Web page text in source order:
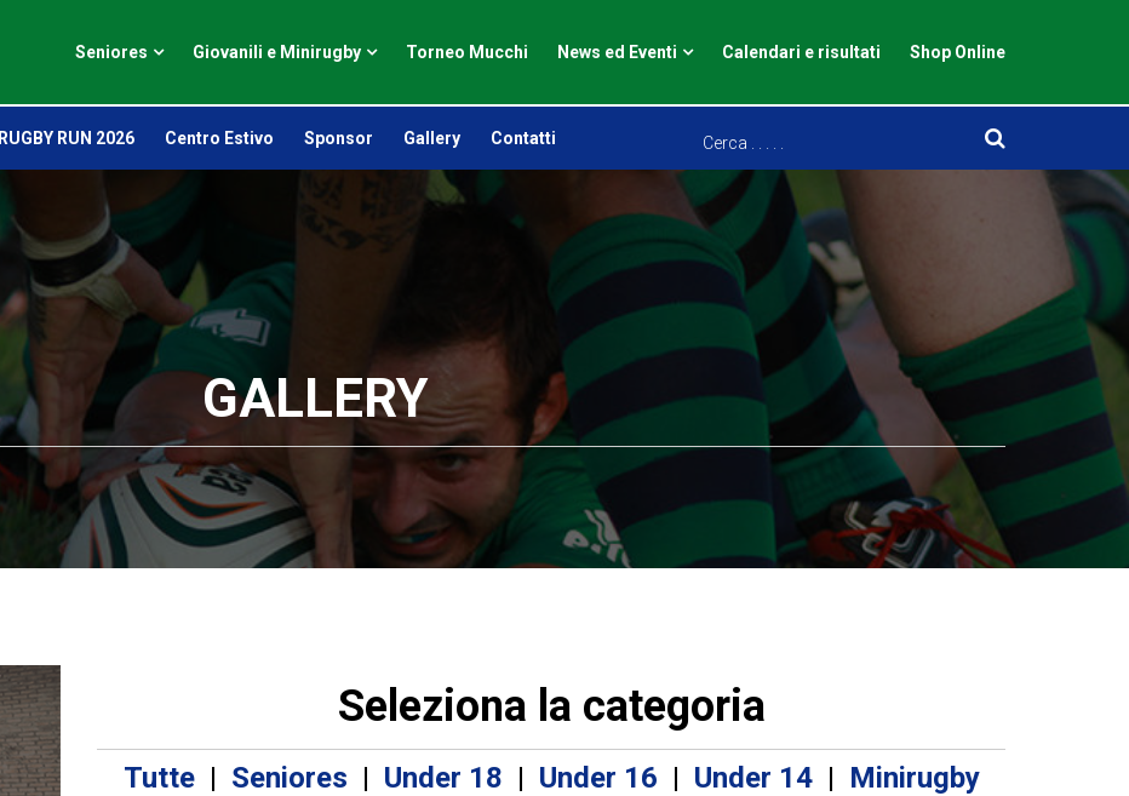
Seniores Giovanili e Minirugby Torneo Mucchi News ed Eventi Calendari e risultati Shop Online
RUGBY RUN 2026 Centro Estivo Sponsor Gallery Contatti
GALLERY
Seleziona la categoria
Tutte| Seniores | Under 18 | Under 16 | Under 14| Minirugby